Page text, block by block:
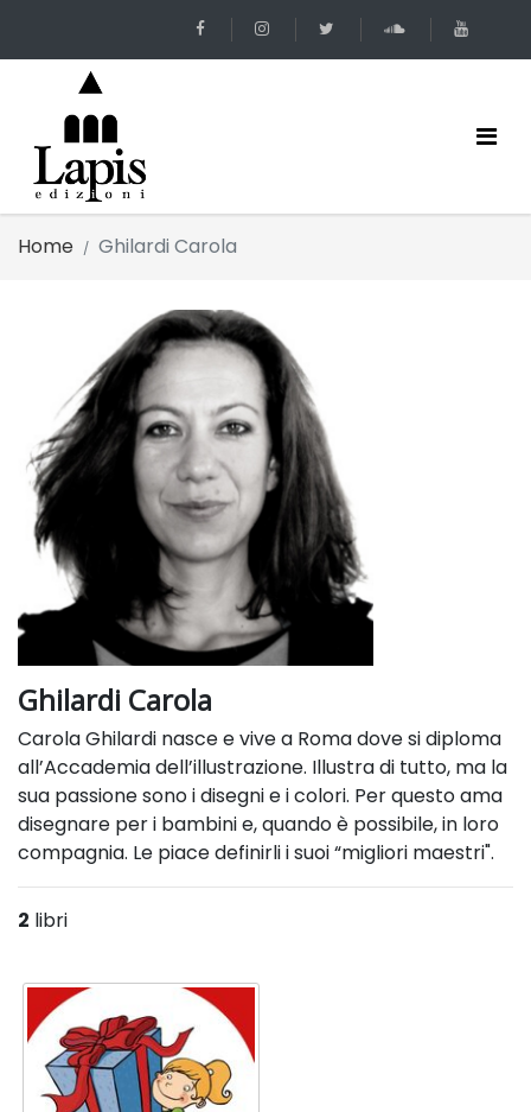
Home Ghilardi Carola
Ghilardi Carola
Carola Ghilardi nasce e vive a Roma dove si diploma
all’Accademia dell’illustrazione. Illustra di tutto, ma la
sua passione sono i disegni e i colori. Per questo ama
disegnare per i bambini e, quando è possibile, in loro
compagnia. Le piace definirli i suoi “migliori maestri".
2 libri